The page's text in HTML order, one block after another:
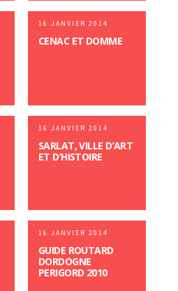
16 JANVIER 2014
CENAC ET DOMME
16 JANVIER 2014
SARLAT, VILLE D’ART
ET D’HISTOIRE
16 JANVIER 2014
GUIDE ROUTARD
DORDOGNE
PERIGORD 2010